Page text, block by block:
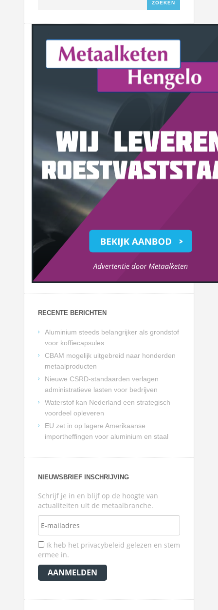
RECENTE BERICHTEN
Aluminium steeds belangrijker als grondstof
voor koffiecapsules
CBAM mogelijk uitgebreid naar honderden
metaalproducten
Nieuwe CSRD-standaarden verlagen
administratieve lasten voor bedrijven
Waterstof kan Nederland een strategisch
voordeel opleveren
EU zet in op lagere Amerikaanse
importheffingen voor aluminium en staal
NIEUWSBRIEF INSCHRIJVING
Schrijf je in en blijf op de hoogte van
actualiteiten uit de metaalbranche.
Ik heb het privacybeleid gelezen en stem
ermee in.